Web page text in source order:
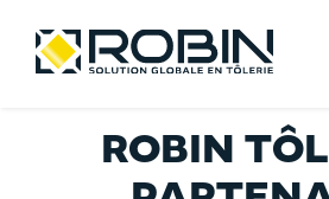
content
ACCUEILROBIN